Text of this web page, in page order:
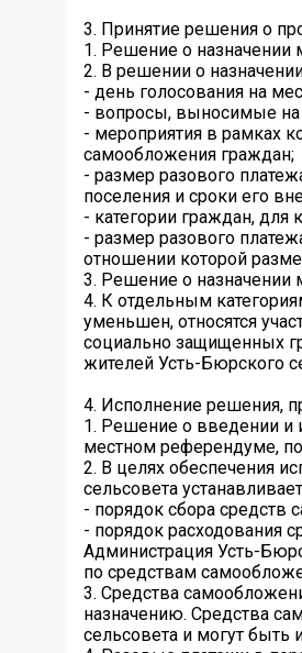
3. Принятие решения о
1. Решение о назначении
2. В решении о
- день голосования на
- вопросы, выносимые
- мероприятия в рамках
самообложения граждан;
- размер разового
поселения и сроки его
- категории граждан,
- размер разового
отношении которой
3. Решение о
4. К отдельным
уменьшен, относятся
социально защищенных
жителей Усть-Бюрского
4. Исполнение решения,
1. Решение о введении и
местном референдуме,
2. В целях обеспечения
сельсовета
- порядок сбора средств
- порядок расходования
Администрация Усть-
по средствам
3. Средства
назначению. Средства
сельсовета и могут